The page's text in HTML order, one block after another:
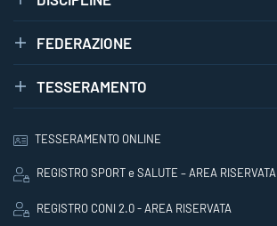
FEDERAZIONE
TESSERAMENTO
TESSERAMENTO ONLINE
REGISTRO SPORT e SALUTE – AREA RISERVATA
REGISTRO CONI 2.0 - AREA RISERVATA